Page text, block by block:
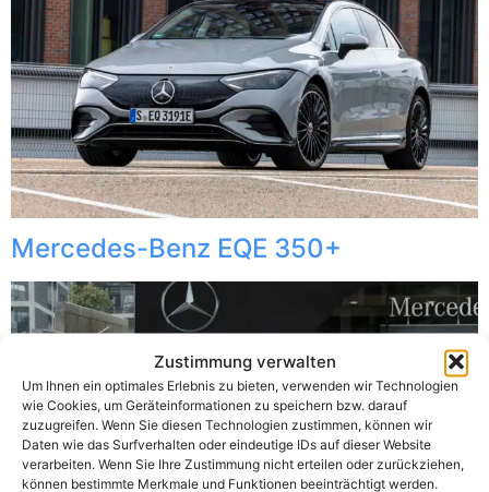
Zustimmung verwalten
Um Ihnen ein optimales Erlebnis zu bieten, verwenden wir Technologien
wie Cookies, um Geräteinformationen zu speichern bzw. darauf
zuzugreifen. Wenn Sie diesen Technologien zustimmen, können wir
Daten wie das Surfverhalten oder eindeutige IDs auf dieser Website
verarbeiten. Wenn Sie Ihre Zustimmung nicht erteilen oder zurückziehen,
können bestimmte Merkmale und Funktionen beeinträchtigt werden.
Mercedes-Benz EQE 350+